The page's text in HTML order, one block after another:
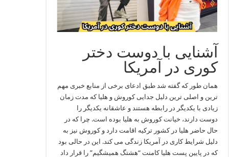
آشنایی با دوست دختر
کوری در آمریکا
همان طور که گفته شد طبق ادعای برخی از منابع خبری مهم
‌ترین و اصلی‌ ترین دلیل جدایی کوروش و هلیا که مدت زمان
زیادی با یکدیگر در رابطه هستند و عاشقانه یکدیگر را
دوست دارند، خیانت کوروش به هلیا بوده است. چرا که در
حال حاضر هلیا در کشور ترکیه اقامت دارد و کوروش نیز به
دلیل شرایط کاری در آمریکا زندگی می ‌کند. این در حالی بود
که در پایین پست هلیا کامنت “هشتگ همیشگیم” را قرار داد